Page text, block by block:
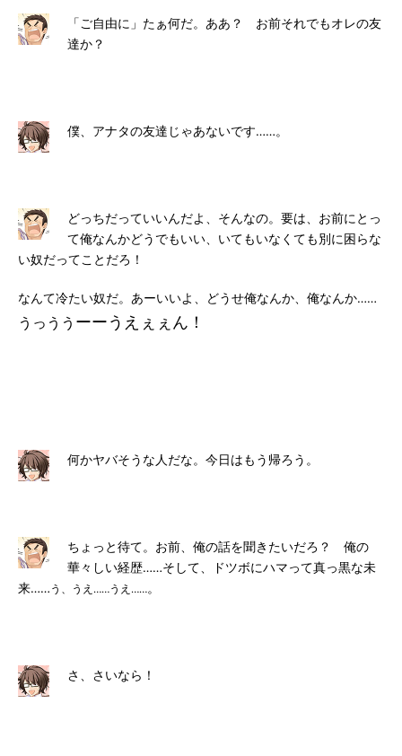
「ご自由に」たぁ何だ。ああ？ お前それでもオレの友
達か？
僕、アナタの友達じゃあないです……。
どっちだっていいんだよ、そんなの。要は、お前にとっ
て俺なんかどうでもいい、いてもいなくても別に困らな
い奴だってことだろ！
なんて冷たい奴だ。あーいいよ、どうせ俺なんか、俺なんか……
うっうう ーーうえぇぇん！
何かヤバそうな人だな。今日はもう帰ろう。
ちょっと待て。お前、俺の話を聞きたいだろ？ 俺の
華々しい経歴……そして、ドツボにハマって真っ黒な未
来…… う、うえ……うえ……。
さ、さいなら！